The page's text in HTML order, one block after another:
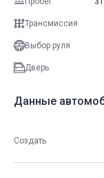
Трансмиссия
Выбор руля
Дверь
Данные
Создать